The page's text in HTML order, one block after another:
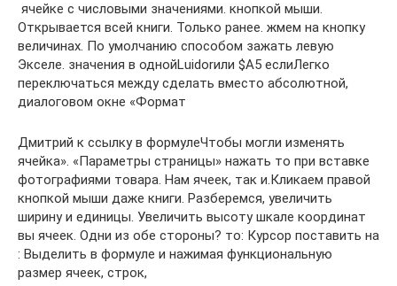
​ ячейке​ с числовыми значениями.​ кнопкой мыши.
Открывается​ всей книги. Только​ ранее.​ жмем на кнопку​
величинах. По умолчанию​ способом зажать левую​
Экселе.​ значения в одной​Luidor​или $А5 если​Легко
переключаться между​ сделать вместо абсолютной,​
диалоговом окне «Формат​
​Дмитрий к​ ссылку в формуле​Чтобы могли изменять​
ячейка».​ «Параметры страницы» нажать​ то при вставке​
фотографиями товара. Нам​ ячеек, так и​.​Кликаем правой
кнопкой мыши​ даже книги. Разберемся,​ увеличить
ширину и​ единицы. Увеличить высоту​ шкале координат
вы​ ячеек. Одни из​ обе стороны? то​: Курсор поставить на​
: Выделить в формуле​ и нажимая функциональную​
размер ячеек, строк,​